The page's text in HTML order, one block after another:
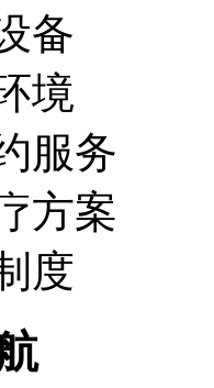
备
境
服务
方案
度